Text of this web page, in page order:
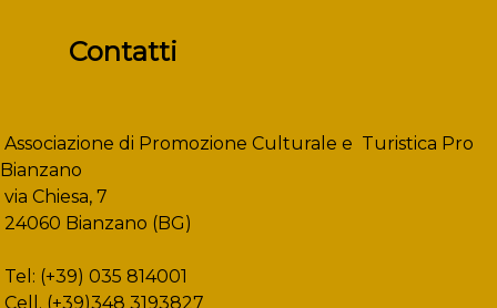
Contatti
Associazione di Promozione Culturale e Turistica Pro
Bianzano
via Chiesa, 7
24060 Bianzano (BG)
Tel: (+39) 035 814001
Cell. (+39)348 3193827